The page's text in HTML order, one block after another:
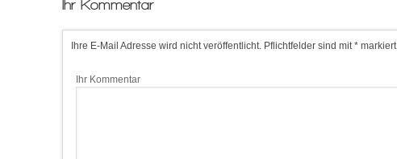
Ihr Kommentar
Ihre E-Mail Adresse wird nicht veröffentlicht. Pflichtfelder sind mit * markiert.
Ihr Kommentar